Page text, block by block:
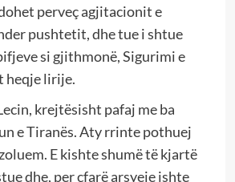
perveç agjitacionit e
pushtetit, dhe tue i shtue
si gjithmonë, Sigurimi e
heqje lirije.
krejtësisht pafaj me ba
e Tiranës. Aty rrinte pothuej
E kishte shumë të kjartë
dhe, per çfarë arsyeje ishte